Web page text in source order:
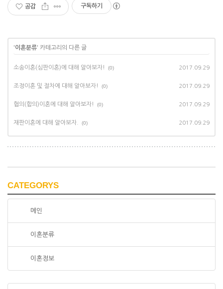
공감 구독하기
'이혼분류' 카테고리의 다른 글
소송이혼(심판이혼)에 대해 알아보자! (0) 2017.09.29
조정이혼 및 절차에 대해 알아보자! (0) 2017.09.29
협의(합의)이혼에 대해 알아보자! (0) 2017.09.29
재판이혼에 대해 알아보자. (0) 2017.09.29
CATEGORYS
메인
이혼분류
이혼정보